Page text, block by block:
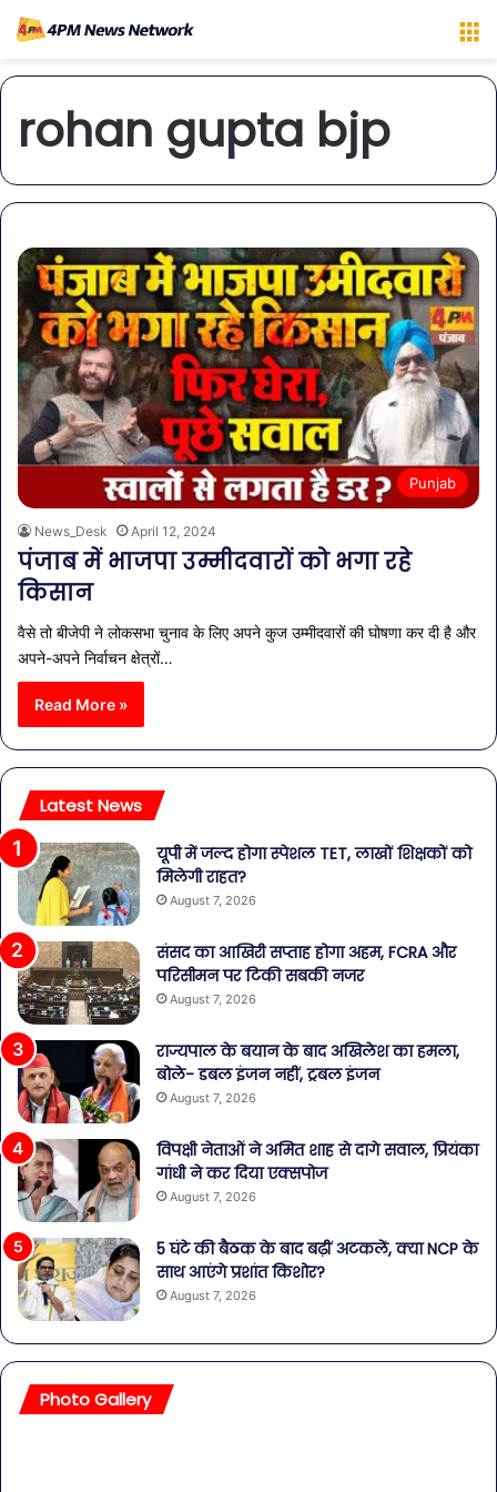
rohan gupta bjp
Punjab
News_Desk April 12, 2024
पंजाब में भाजपा उम्मीदवारों को भगा रहे
किसान
वैसे तो बीजेपी ने लोकसभा चुनाव के लिए अपने कुज उम्मीदवारों की घोषणा कर दी है और
अपने-अपने निर्वाचन क्षेत्रों…
Read More »
Latest News
यूपी में जल्द होगा स्पेशल TET, लाखों शिक्षकों को
मिलेगी राहत?
August 7, 2026
संसद का आखिरी सप्ताह होगा अहम, FCRA और
परिसीमन पर टिकी सबकी नजर
August 7, 2026
राज्यपाल के बयान के बाद अखिलेश का हमला,
बोले- डबल इंजन नहीं, ट्रबल इंजन
August 7, 2026
विपक्षी नेताओं ने अमित शाह से दागे सवाल, प्रियंका
गांधी ने कर दिया एक्सपोज
August 7, 2026
5 घंटे की बैठक के बाद बढ़ीं अटकलें, क्या NCP के
साथ आएंगे प्रशांत किशोर?
August 7, 2026
Photo Gallery